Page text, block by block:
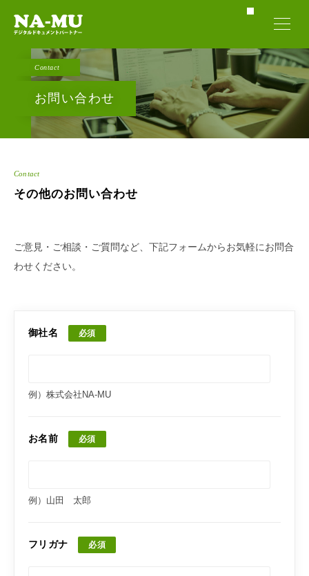
Contact
お問い合わせ
Contact
その他のお問い合わせ
ご意見・ご相談・ご質問など、下記フォームからお気軽にお問合
わせください。
御社名 必須
例）株式会社NA-MU
お名前 必須
例）山田 太郎
フリガナ 必須